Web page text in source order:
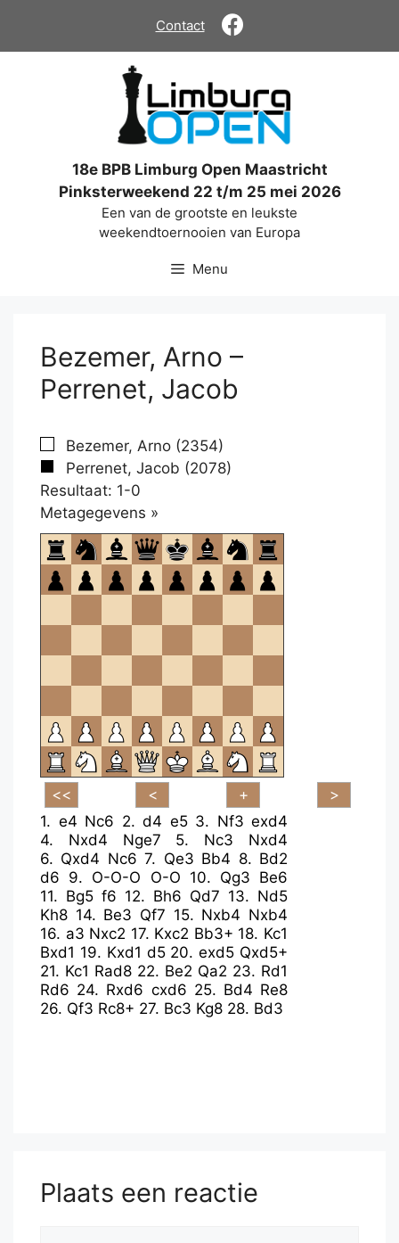
de
Contact
18e BPB Limburg Open Maastricht
Pinksterweekend 22 t/m 25 mei 2026
Een van de grootste en leukste
weekendtoernooien van Europa
Menu
Bezemer, Arno –
Perrenet, Jacob
Bezemer, Arno (2354)
Perrenet, Jacob (2078)
Resultaat: 1-0
Metagegevens »
om
te
openen.
1. e4 Nc6 2. d4 e5 3. Nf3 exd4
4. Nxd4 Nge7 5. Nc3
Nxd4
6. Qxd4 Nc6 7. Qe3 Bb4 8. Bd2
d6 9. O-O-O O-O 10. Qg3 Be6
11. Bg5 f6 12. Bh6 Qd7 13. Nd5
Kh8 14. Be3 Qf7 15. Nxb4 Nxb4
16. a3 Nxc2 17. Kxc2 Bb3+ 18. Kc1
Bxd1 19. Kxd1 d5 20.exd5 Qxd5+
21. Kc1 Rad8 22. Be2 Qa2 23. Rd1
Rd6 24. Rxd6 cxd6 25. Bd4 Re8
26. Qf3 Rc8+ 27. Bc3 Kg8 28. Bd3
Plaats een reactie